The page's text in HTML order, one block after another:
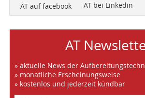
AT auf facebook AT bei Linkedin
AT
» aktuelle News der
» monatliche Erscheinungsweise
» kostenlos und jederzeit kündbar